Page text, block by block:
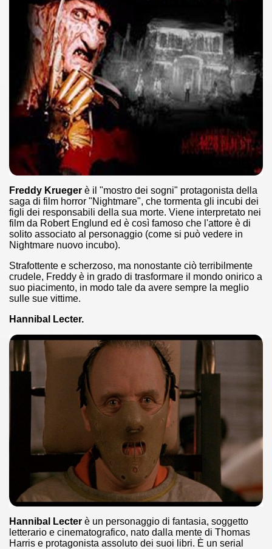
Freddy Krueger è il "mostro dei sogni" protagonista della
saga di film horror "Nightmare", che tormenta gli incubi dei
figli dei responsabili della sua morte. Viene interpretato nei
film da Robert Englund ed è così famoso che l'attore è di
solito associato al personaggio (come si può vedere in
Nightmare nuovo incubo).
Strafottente e scherzoso, ma nonostante ciò terribilmente
crudele, Freddy è in grado di trasformare il mondo onirico a
suo piacimento, in modo tale da avere sempre la meglio
sulle sue vittime.
Hannibal Lecter.
Hannibal Lecter è un personaggio di fantasia, soggetto
letterario e cinematografico, nato dalla mente di Thomas
Harris e protagonista assoluto dei suoi libri. È un serial
e suspense a cui fa da sfondo il retroscena della
e suspense a cui fa da sfondo il retroscena della
Se Ti Piacciono nel mese di Settembre 2013.
Se Ti Piacciono nel mese di Dicembre 2013.
mondo migliore.
David Lynch
un esempio di film noir moderno
è riuscito a tenere alto il proprio nome, è anche
nella storia del cinema